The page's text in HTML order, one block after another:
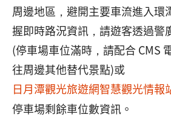
周邊地區，避開主要車流進入環
握即時路況資訊，請遊客透過警
(停車場車位滿時，請配合 CMS
往周邊其他替代景點)或
日月潭觀光旅遊網智慧觀光情報
停車場剩餘車位數資訊。